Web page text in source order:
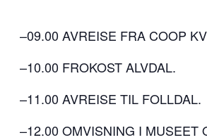
–09.00 AVREISE FRA COOP
–10.00 FROKOST ALVDAL.
–11.00 AVREISE TIL FOLLDAL.
–12.00 OMVISNING I MUSEET